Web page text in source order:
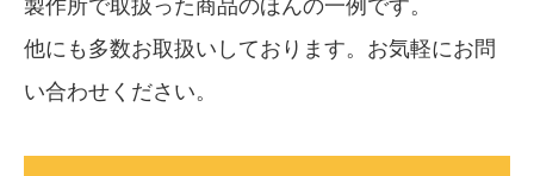
製作所で取扱った商品のほんの一例です。
他にも多数お取扱いしております。お気軽にお問
い合わせください。